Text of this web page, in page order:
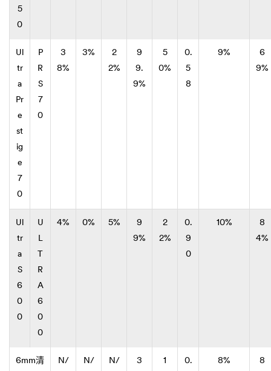
5
0
Ul
tr
a
Pr
e
st
ig
e
7
0
P
R
S
7
0
3
8%
3%
2
2%
9
9.
9%
5
0%
0.
5
8
9%
6
9%
Ul
tr
a
S
6
0
0
U
L
R
A
6
0
0
4% 0% 5%
9
9%
2
2%
0.
9
0
10%
8
4%
6mm清
N/
N/
N/
3
1
0.
8%
8